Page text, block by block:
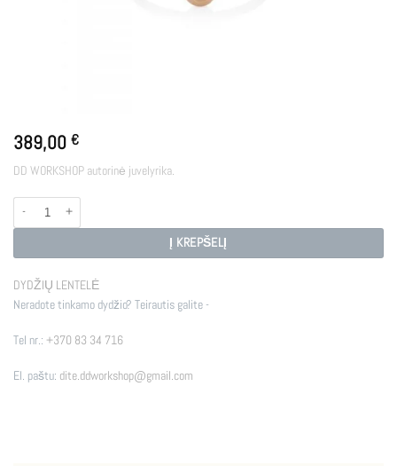
389,00 €
DD WORKSHOP autorinė juvelyrika.
produkto kiekis: MYTH WHITE GOLD
Į KREPŠELĮ
DYDŽIŲ LENTELĖ
Neradote tinkamo dydžio? Teirautis galite -
Tel nr.: +370 83 34 716
El. paštu: dite.ddworkshop@gmail.com